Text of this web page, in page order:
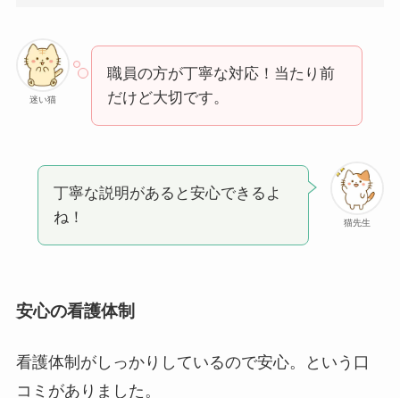
迷い猫
職員の方が丁寧な対応！当たり前
だけど大切です。
猫先生
丁寧な説明があると安心できるよ
ね！
安心の看護体制
看護体制がしっかりしているので安心。という口
コミがありました。